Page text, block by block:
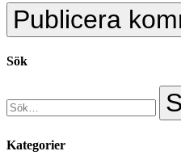
Sök
Kategorier